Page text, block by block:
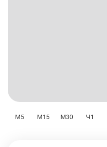
M5 M15 M30 Ч1